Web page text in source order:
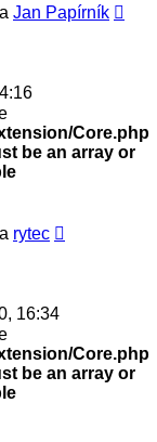
Jan Papírník
Core.php
be an array or
rytec
16:34
Core.php
be an array or